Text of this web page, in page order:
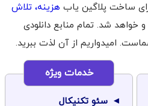
ساخت پلاگین یاب هزینه، تلاش
شد. تمام منابع دانلودی
امیدواریم از آن لذت ببرید.
خدمات ویژه
سئو تکنیکال